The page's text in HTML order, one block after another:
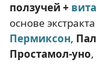
ползучей +
основе экстракта
Пермиксон,
Простамол-уно,